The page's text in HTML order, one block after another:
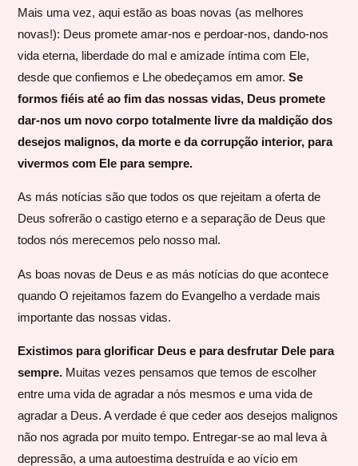
Mais uma vez, aqui estão as boas novas (as melhores
novas!): Deus promete amar-nos e perdoar-nos, dando-nos
vida eterna, liberdade do mal e amizade íntima com Ele,
desde que confiemos e Lhe obedeçamos em amor.Se
formos fiéis até ao fim das nossas vidas, Deus promete
dar-nos um novo corpo totalmente livre da maldição dos
desejos malignos, da morte e da corrupção interior, para
vivermos com Ele para sempre.
As más notícias são que todos os que rejeitam a oferta de
Deus sofrerão o castigo eterno e a separação de Deus que
todos nós merecemos pelo nosso mal.
As boas novas de Deus e as más notícias do que acontece
quando O rejeitamos fazem do Evangelho a verdade mais
importante das nossas vidas.
Existimos para glorificar Deus e para desfrutar Dele para
sempre. Muitas vezes pensamos que temos de escolher
entre uma vida de agradar a nós mesmos e uma vida de
agradar a Deus. A verdade é que ceder aos desejos malignos
não nos agrada por muito tempo. Entregar-se ao mal leva à
depressão, a uma autoestima destruída e ao vício em